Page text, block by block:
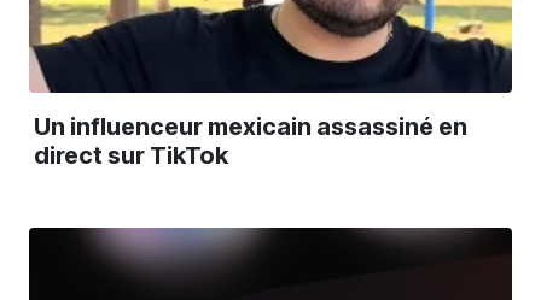
Un influenceur mexicain assassiné en
direct sur TikTok